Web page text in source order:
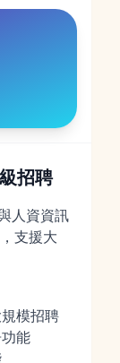
招聘
人資資訊
支援大
模招聘
能